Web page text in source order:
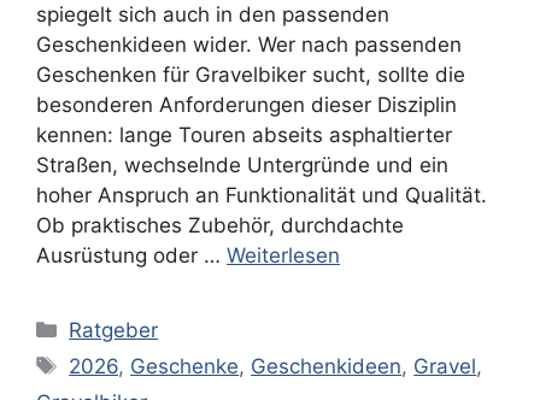
spiegelt sich auch in den passenden
Geschenkideen wider. Wer nach passenden
Geschenken für Gravelbiker sucht, sollte die
besonderen Anforderungen dieser Disziplin
kennen: lange Touren abseits asphaltierter
Straßen, wechselnde Untergründe und ein
hoher Anspruch an Funktionalität und Qualität.
Ob praktisches Zubehör, durchdachte
Ausrüstung oder … Weiterlesen
Kategorien
Ratgeber
Schlagwörter
2026, Geschenke, Geschenkideen, Gravel,